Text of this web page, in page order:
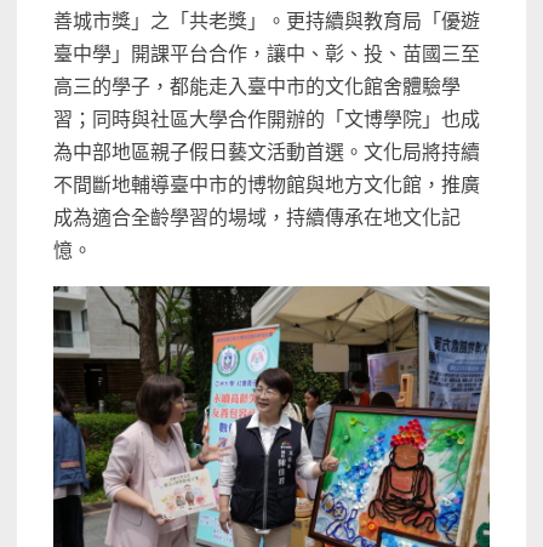
善城市獎」之「共老獎」。 更持續與教育局「優遊
臺中學」開課平台合作，讓中、彰、投、 苗國三至
高三的學子，都能走入臺中市的文化館舍體驗學
習； 同時與社區大學合作開辦的「文博學院」也成
為中部地區親子假日藝文活動首選。文化局將持續
不間斷地輔導臺中市的博物館與地方文化館，推廣
成為適合全齡學習的場域，持續傳承在地文化記
憶。